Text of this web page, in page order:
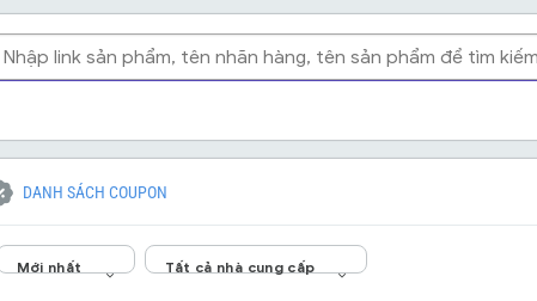
DANH SÁCH COUPON
Mới nhất Tất cả nhà cung cấp